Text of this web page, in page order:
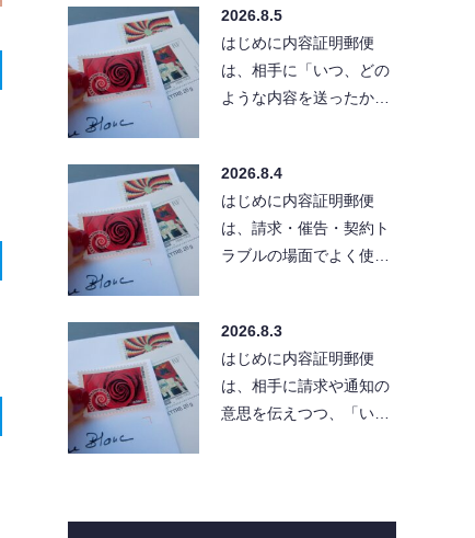
で…
2026.8.5
はじめに内容証明郵便
は、相手に「いつ、どの
ような内容を送ったか」
所が…
2026.8.4
はじめに内容証明郵便
は、請求・催告・契約ト
ラブルの場面でよく使わ
と「…
2026.8.3
はじめに内容証明郵便
は、相手に請求や通知の
意思を伝えつつ、「い